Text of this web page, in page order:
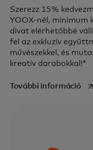
Szerezz 15%
YOOX-nél, minimum
divat elérhetőbbé
fel az exkluzív
művészekkel, és
kreatív darabokkal!*
További információ